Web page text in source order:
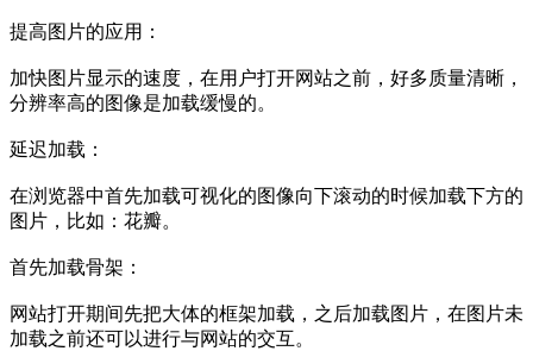
提高图片的应用：
加快图片显示的速度，在用户打开网站之前，好多质量清晰，
分辨率高的图像是加载缓慢的。
延迟加载：
在浏览器中首先加载可视化的图像向下滚动的时候加载下方的
图片，比如：花瓣。
首先加载骨架：
网站打开期间先把大体的框架加载，之后加载图片，在图片未
加载之前还可以进行与网站的交互。